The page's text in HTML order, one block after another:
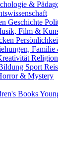
&
Geschichte
Film &
Sport
& Mystery
Books